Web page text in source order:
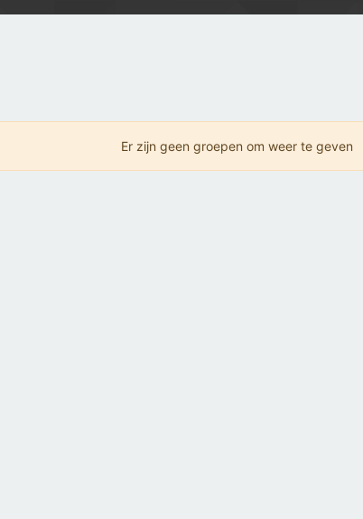
Er zijn geen groepen om weer te geven